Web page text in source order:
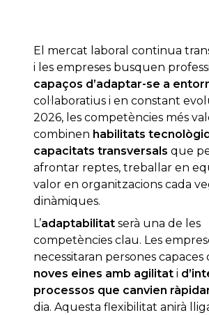
El mercat laboral continua
i les empreses busquen
capaços d’adaptar-se a
col·laboratius i en constant
2026, les competències més
combinen habilitats
capacitats transversals que
afrontar reptes, treballar en
valor en organitzacions cada
dinàmiques.
L’adaptabilitat serà una de les
competències clau. Les
necessitaran persones capaces
noves eines amb agilitat i
processos que canvien
dia. Aquesta flexibilitat anirà